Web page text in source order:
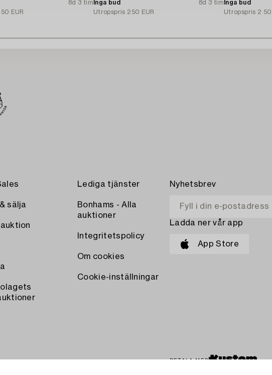
8d 3 tim
EUR
Inga bud
8d 3 tim
Utropspris 250 EUR
Inga bud
Utropspris 2
sälja
Lediga tjänster
Bonhams - Alla
auktioner
Integritetspolicy
Om cookies
Cookie-inställningar
Nyhetsbrev
Ladda ner vår app
App Store
BETALA MED